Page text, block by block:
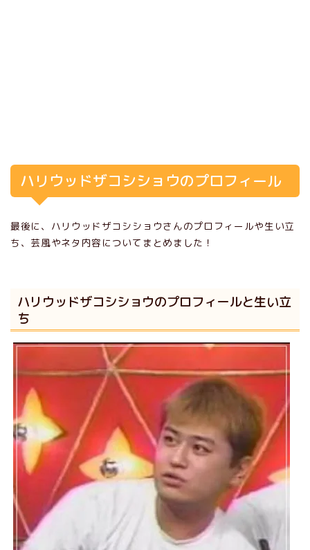
ハリウッドザコシショウのプロフィール
最後に、ハリウッドザコシショウさんのプロフィールや生い立
ち、芸風やネタ内容についてまとめました！
ハリウッドザコシショウのプロフィールと生い立
ち